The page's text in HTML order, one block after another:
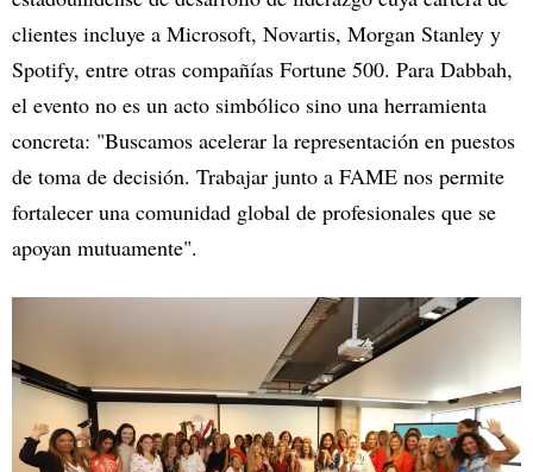
clientes incluye a Microsoft, Novartis, Morgan Stanley y
Spotify, entre otras compañías Fortune 500. Para Dabbah,
el evento no es un acto simbólico sino una herramienta
concreta: "Buscamos acelerar la representación en puestos
de toma de decisión. Trabajar junto a FAME nos permite
fortalecer una comunidad global de profesionales que se
apoyan mutuamente".